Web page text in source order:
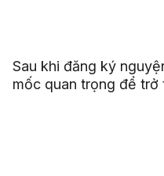
Sau khi đăng ký
mốc quan trọng để trở